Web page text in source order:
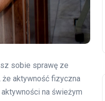
sobie sprawę ze
że aktywność fizyczna
na świeżym